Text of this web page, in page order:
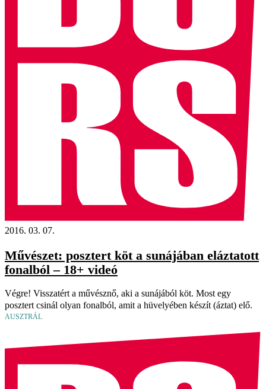
2016. 03. 07.
Művészet: posztert köt a sunájában eláztatott
fonalból – 18+ videó
Végre! Visszatért a művésznő, aki a sunájából köt. Most egy
posztert csinál olyan fonalból, amit a hüvelyében készít (áztat) elő.
AUSZTRÁL